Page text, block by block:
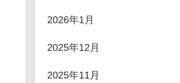
2026年1月
2025年12月
2025年11月